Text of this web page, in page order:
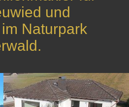
und
Naturpark